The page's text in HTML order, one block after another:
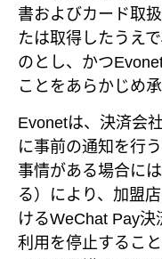
書およびカード取
たは取得したうえ
のとし、かつ
ことをあらかじめ
Evonetは、決済会
に事前の通知を行
事情がある場合に
る）により、加盟
けるWeChat Pay
利用を停止するこ